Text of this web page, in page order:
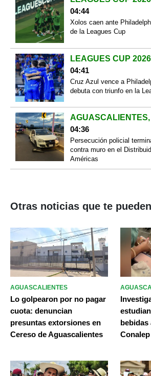
04:44
Xolos caen ante
de la Leagues Cup
LEAGUES CUP 2026
04:41
Cruz Azul vence a
debuta con triunfo en la
AGUASCALIENTES,
04:36
Persecución policial
contra muro en el
Américas
Otras noticias que te
AGUASCALIENTES
Lo golpearon por no pagar
cuota: denuncian
presuntas extorsiones en
Cereso de Aguascalientes
bebidas